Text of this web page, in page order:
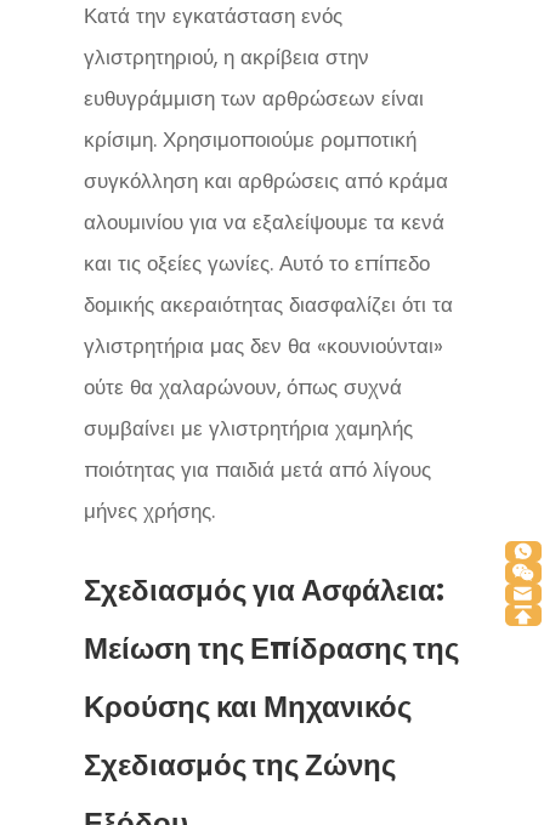
Κατά την εγκατάσταση ενός
γλιστρητηριού, η ακρίβεια στην
ευθυγράμμιση των αρθρώσεων είναι
κρίσιμη. Χρησιμοποιούμε ρομποτική
συγκόλληση και αρθρώσεις από κράμα
αλουμινίου για να εξαλείψουμε τα κενά
και τις οξείες γωνίες. Αυτό το επίπεδο
δομικής ακεραιότητας διασφαλίζει ότι τα
γλιστρητήρια μας δεν θα «κουνιούνται»
ούτε θα χαλαρώνουν, όπως συχνά
συμβαίνει με γλιστρητήρια χαμηλής
ποιότητας για παιδιά μετά από λίγους
μήνες χρήσης.
Σχεδιασμός για Ασφάλεια:
Μείωση της Επίδρασης της
Κρούσης και Μηχανικός
Σχεδιασμός της Ζώνης